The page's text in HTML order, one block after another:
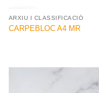
ARXIU I CLASSIFICACIÓ
CARPEBLOC A4 MR